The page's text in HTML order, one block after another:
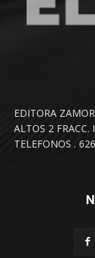
EDITORA
ALTOS 2 FRACC.
TELEFONOS .